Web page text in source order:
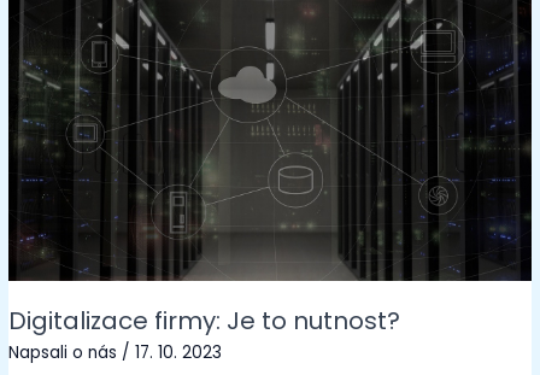
Digitalizace firmy: Je to nutnost?
Napsali o nás /17. 10. 2023